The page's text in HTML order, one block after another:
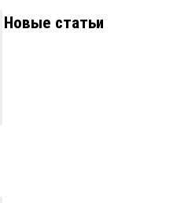
Новые статьи